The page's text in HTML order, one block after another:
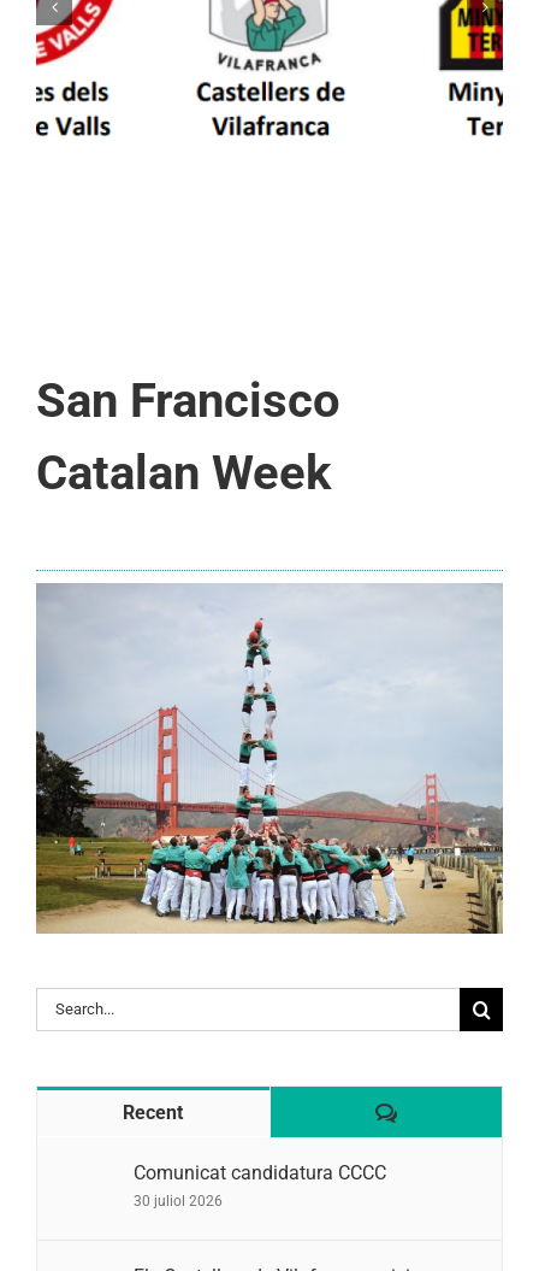
Els Castellers de Vilafranca unieixen tradició i
patrimoni en un viatge de colla a la Vall
d’Aran i a la Vall de Boí
San Francisco
Catalan Week
Search
for:
Recent Comentaris
Comunicat candidatura CCCC
30 juliol 2026